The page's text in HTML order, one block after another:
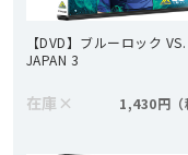
【DVD】ブルーロック
JAPAN 3
在庫 × 1,430円